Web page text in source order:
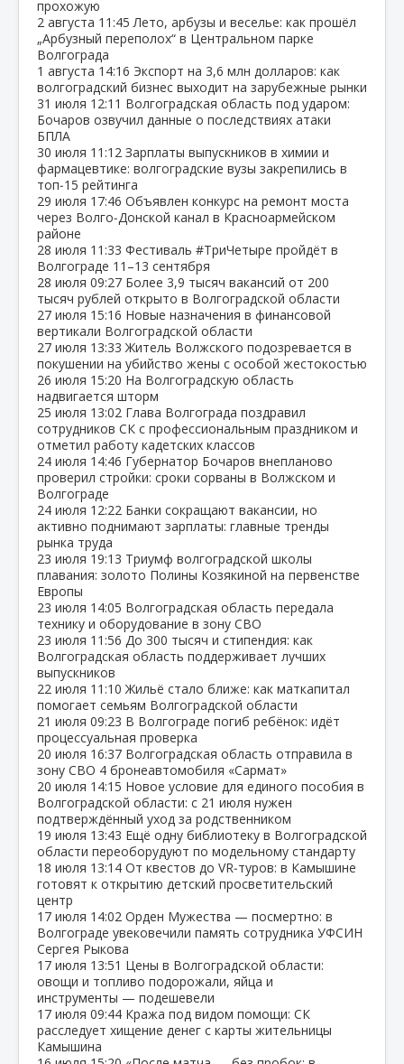
прохожую
2 августа 11:45 Лето, арбузы и веселье: как прошёл
„Арбузный переполох“ в Центральном парке
Волгограда
1 августа 14:16 Экспорт на 3,6 млн долларов: как
волгоградский бизнес выходит на зарубежные рынки
31 июля 12:11 Волгоградская область под ударом:
Бочаров озвучил данные о последствиях атаки
БПЛА
30 июля 11:12 Зарплаты выпускников в химии и
фармацевтике: волгоградские вузы закрепились в
топ‑15 рейтинга
29 июля 17:46 Объявлен конкурс на ремонт моста
через Волго‑Донской канал в Красноармейском
районе
28 июля 11:33 Фестиваль #ТриЧетыре пройдёт в
Волгограде 11–13 сентября
28 июля 09:27 Более 3,9 тысяч вакансий от 200
тысяч рублей открыто в Волгоградской области
27 июля 15:16 Новые назначения в финансовой
вертикали Волгоградской области
27 июля 13:33 Житель Волжского подозревается в
покушении на убийство жены с особой жестокостью
26 июля 15:20 На Волгоградскую область
надвигается шторм
25 июля 13:02 Глава Волгограда поздравил
сотрудников СК с профессиональным праздником и
отметил работу кадетских классов
24 июля 14:46 Губернатор Бочаров внепланово
проверил стройки: сроки сорваны в Волжском и
Волгограде
24 июля 12:22 Банки сокращают вакансии, но
активно поднимают зарплаты: главные тренды
рынка труда
23 июля 19:13 Триумф волгоградской школы
плавания: золото Полины Козякиной на первенстве
Европы
23 июля 14:05 Волгоградская область передала
технику и оборудование в зону СВО
23 июля 11:56 До 300 тысяч и стипендия: как
Волгоградская область поддерживает лучших
выпускников
22 июля 11:10 Жильё стало ближе: как маткапитал
помогает семьям Волгоградской области
21 июля 09:23 В Волгограде погиб ребёнок: идёт
процессуальная проверка
20 июля 16:37 Волгоградская область отправила в
зону СВО 4 бронеавтомобиля «Сармат»
20 июля 14:15 Новое условие для единого пособия в
Волгоградской области: с 21 июля нужен
подтверждённый уход за родственником
19 июля 13:43 Ещё одну библиотеку в Волгоградской
области переоборудуют по модельному стандарту
18 июля 13:14 От квестов до VR‑туров: в Камышине
готовят к открытию детский просветительский
центр
17 июля 14:02 Орден Мужества — посмертно: в
Волгограде увековечили память сотрудника УФСИН
Сергея Рыкова
17 июля 13:51 Цены в Волгоградской области:
овощи и топливо подорожали, яйца и
инструменты — подешевели
17 июля 09:44 Кража под видом помощи: СК
расследует хищение денег с карты жительницы
Камышина